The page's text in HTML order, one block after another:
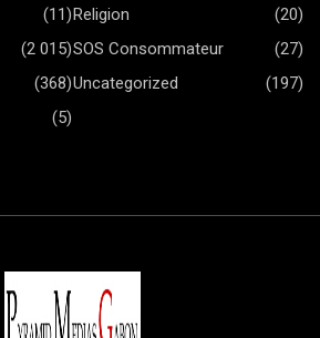
(11)Religion
(20)
(2 015)SOS Consommateur
(27)
(368)Uncategorized
(197)
(5)